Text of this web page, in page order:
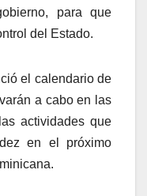
para que
del Estado.
el calendario de
a cabo en las
actividades que
en el próximo